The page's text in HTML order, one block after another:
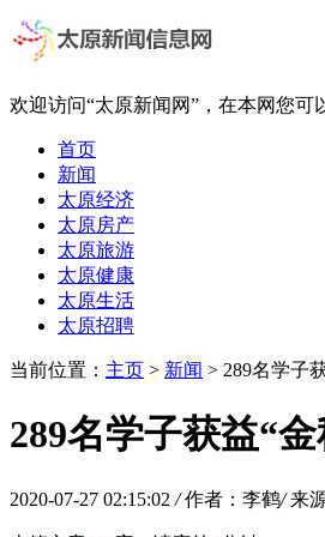
欢迎访问“太原新闻网”，在本网您
首页
新闻
太原经济
太原房产
太原旅游
太原健康
太原生活
太原招聘
当前位置： 主页 > 新闻 > 289名学子
289名学子获益“
2020-07-27 02:15:02 / 作者：李鹤/ 来